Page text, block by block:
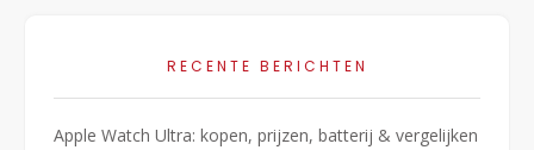
RECENTE BERICHTEN
Apple Watch Ultra: kopen, prijzen, batterij & vergelijken